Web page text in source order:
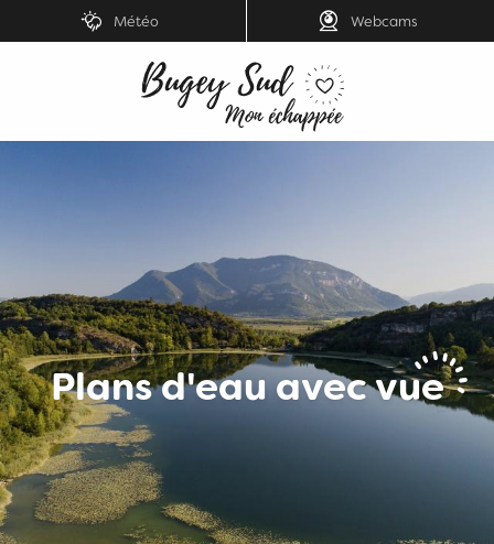
au
Météo Webcams
Plans d'eau avec vue